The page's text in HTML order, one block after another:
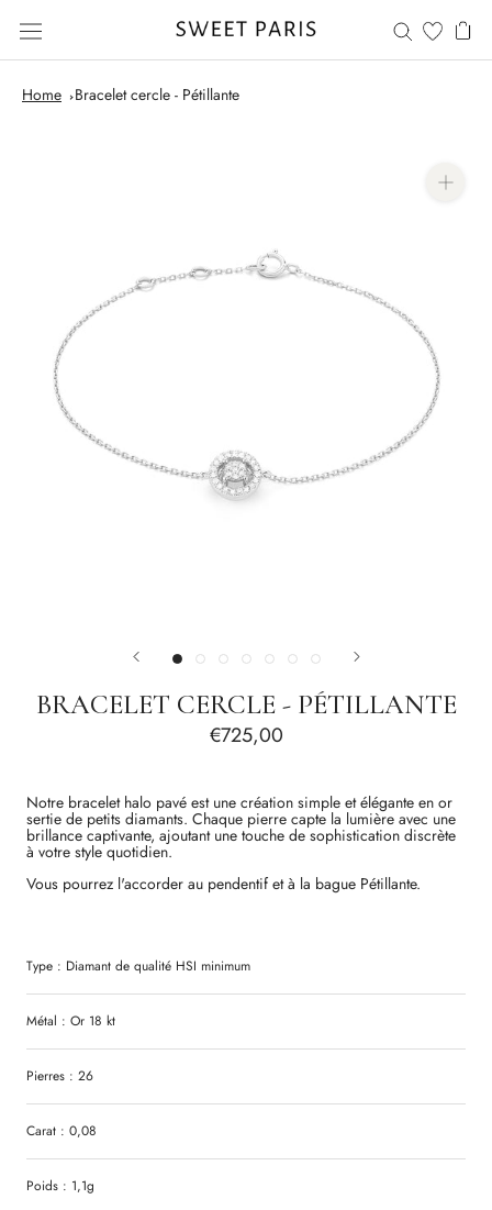
contenu
Home
Bracelet cercle - Pétillante
BRACELET CERCLE - PÉTILLANTE
€725,00
Notre bracelet halo pavé est une création simple et élégante en or
sertie de petits diamants. Chaque pierre capte la lumière avec une
brillance captivante, ajoutant une touche de sophistication discrète
à votre style quotidien.
Vous pourrez l'accorder au pendentif et à la bague Pétillante.
Type : Diamant de qualité HSI minimum
Métal : Or 18 kt
Pierres : 26
Carat : 0,08
Poids : 1,1g